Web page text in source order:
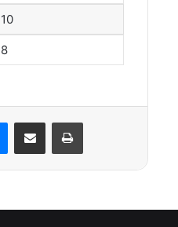
10
8
Messenger
E-Posta ile paylaş Yazdır